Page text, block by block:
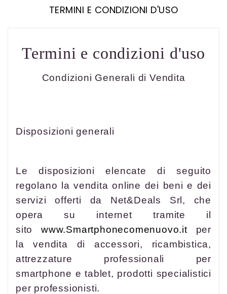
TERMINI E CONDIZIONI D'USO
Termini e condizioni d'uso
Condizioni Generali di Vendita
Disposizioni generali
Le disposizioni elencate di seguito
regolano la vendita online dei beni e dei
servizi offerti da Net&Deals Srl, che
opera su internet tramite il
sito www.Smartphonecomenuovo.it per
la vendita di accessori, ricambistica,
attrezzature professionali per
smartphone e tablet, prodotti specialistici
per professionisti.